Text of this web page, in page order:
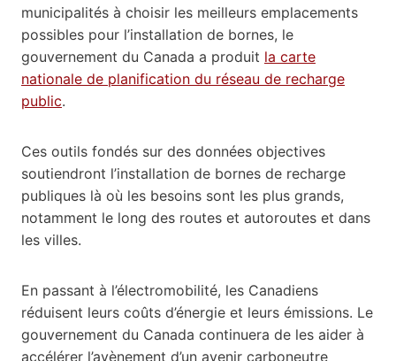
municipalités à choisir les meilleurs emplacements
possibles pour l’installation de bornes, le
gouvernement du Canada a produit la carte
nationale de planification du réseau de recharge
public.
Ces outils fondés sur des données objectives
soutiendront l’installation de bornes de recharge
publiques là où les besoins sont les plus grands,
notamment le long des routes et autoroutes et dans
les villes.
En passant à l’électromobilité, les Canadiens
réduisent leurs coûts d’énergie et leurs émissions. Le
gouvernement du Canada continuera de les aider à
accélérer l’avènement d’un avenir carboneutre